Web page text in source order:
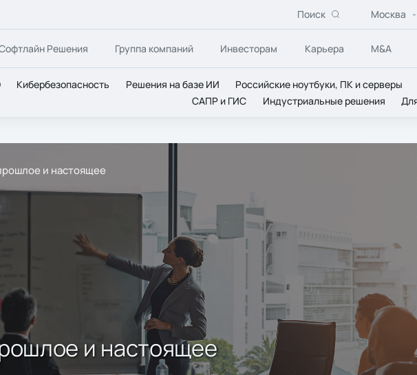
Поиск Москва
Решения Группа компаний Инвесторам Карьера M&A
Кибербезопасность Решения на базе ИИ Российские ноутбуки, ПК и серверы
САПР и ГИС
Индустриальные решения
и настоящее
и настоящее